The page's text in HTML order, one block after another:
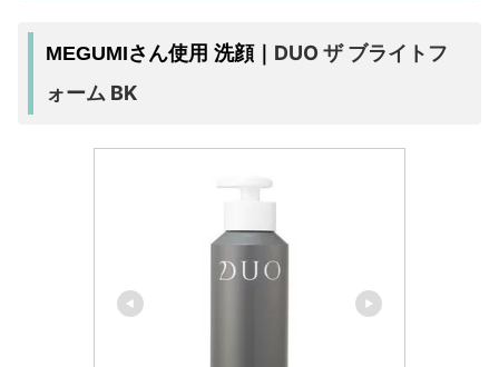
MEGUMIさん使用 洗顔｜ DUO ザ ブライトフ
ォーム BK